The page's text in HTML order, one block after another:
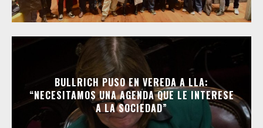
BULLRICH PUSO EN VEREDA A LLA:
“NECESITAMOS UNA AGENDA QUE LE INTERESE
A LA SOCIEDAD”